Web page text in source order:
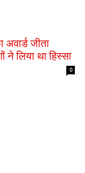
जीता
लिया था हिस्सा
0